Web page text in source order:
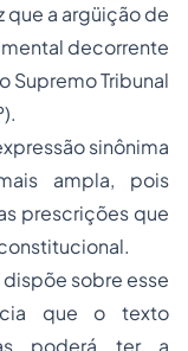
a argüição de
decorrente
Supremo Tribunal
sinônima
ampla, pois
prescrições que
sobre esse
que o texto
poderá ter a